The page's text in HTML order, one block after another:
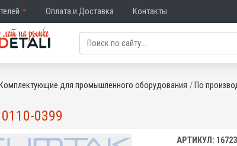
Оплата и Доставка Контакты
Комплектующие для промышленного оборудования По
0399
АРТИКУЛ: